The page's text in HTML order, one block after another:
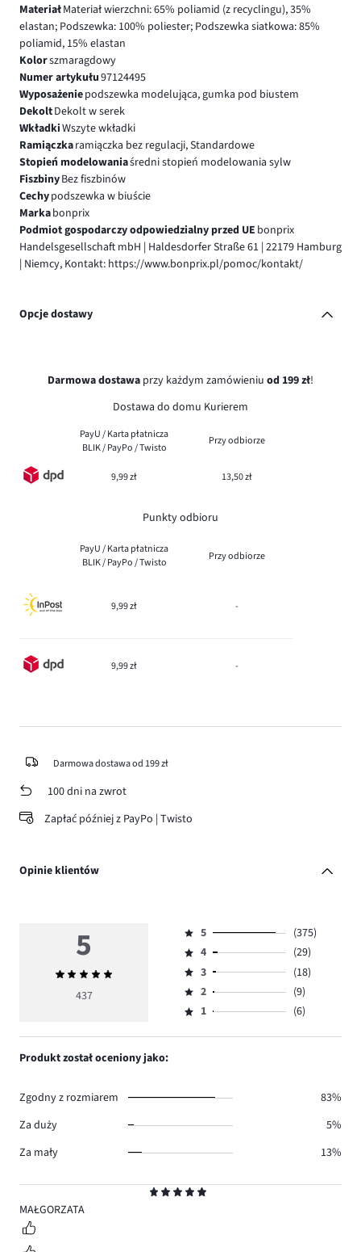
MateriałMateriał wierzchni: 65% poliamid (z recyclingu), 35%
elastan; Podszewka: 100% poliester; Podszewka siatkowa: 85%
poliamid, 15% elastan
Kolorszmaragdowy
Numer artykułu97124495
Wyposażeniepodszewka modelująca, gumka pod biustem
DekoltDekolt w serek
WkładkiWszyte wkładki
Ramiączkaramiączka bez regulacji, Standardowe
Stopień modelowaniaśredni stopień modelowania sylw
FiszbinyBez fiszbinów
Cechypodszewka w biuście
Markabonprix
Podmiot gospodarczy odpowiedzialny przed UE bonprix
Handelsgesellschaft mbH | Haldesdorfer Straße 61 | 22179 Hamburg
| Niemcy, Kontakt: https://www.bonprix.pl/pomoc/kontakt/
Opcje dostawy
Darmowa dostawa przy każdym zamówieniu od 199 zł!
Dostawa do domu Kurierem
PayU / Karta płatnicza
BLIK / PayPo / Twisto
Przy odbiorze
9,99 zł 13,50 zł
Punkty odbioru
PayU / Karta płatnicza
BLIK / PayPo / Twisto
Przy odbiorze
9,99 zł -
9,99 zł -
Darmowa dostawa od 199 zł
100 dni na zwrot
Zapłać później z PayPo | Twisto
Opinie klientów
5
MAŁGORZATA
5
Średnia
ocena
437
Ocena
5,
ilość
głosów
375.
5
(375)
Ocena
4,
ilość
głosów
4
(29)
Ocena
3,
ilość
3
(18)
Ocena
2,
2
(9)
Ocena
1,
1 (6)
Produkt został oceniony jako:
Zgodny z rozmiarem
83%
Za duży
5%
Za mały
13%